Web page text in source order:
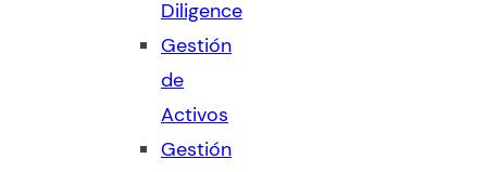
Diligence
Gestión
de
Activos
Gestión